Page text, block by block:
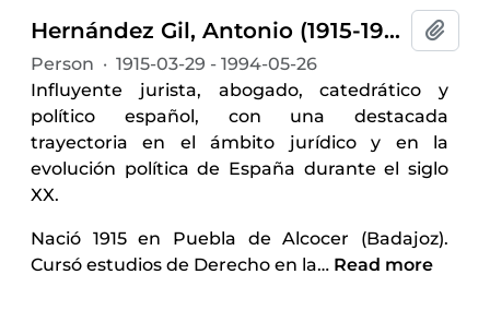
Hernández Gil, Antonio (1915-1994)
Person · 1915-03-29 - 1994-05-26
Influyente jurista, abogado, catedrático y
político español, con una destacada
trayectoria en el ámbito jurídico y en la
evolución política de España durante el siglo
XX.
Nació 1915 en Puebla de Alcocer (Badajoz).
Cursó estudios de Derecho en la… Read more